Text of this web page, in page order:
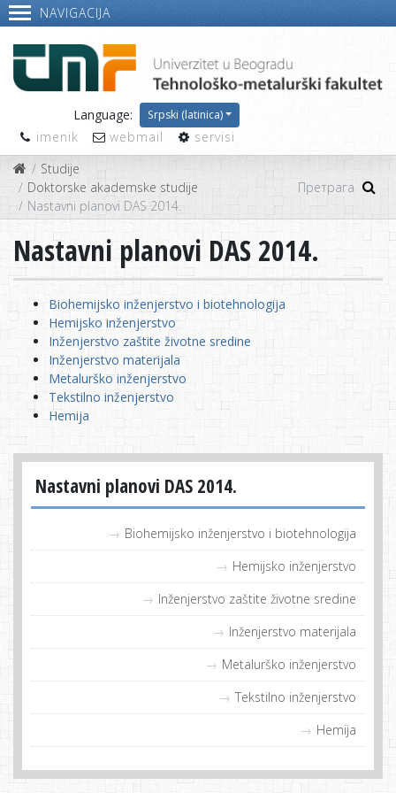
NAVIGACIJA
Language: Srpski (latinica)
imenik webmail
servisi
Studije
Doktorske akademske studije
Nastavni planovi DAS 2014.
Nastavni planovi DAS 2014.
Biohemijsko inženjerstvo i biotehnologija
Hemijsko inženjerstvo
Inženjerstvo zaštite životne sredine
Inženjerstvo materijala
Metalurško inženjerstvo
Tekstilno inženjerstvo
Hemija
Nastavni planovi DAS 2014.
Biohemijsko inženjerstvo i biotehnologija
Hemijsko inženjerstvo
Inženjerstvo zaštite životne sredine
Inženjerstvo materijala
Metalurško inženjerstvo
Tekstilno inženjerstvo
Hemija